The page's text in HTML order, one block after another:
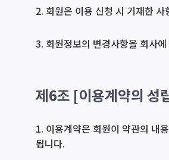
2. 회원은 이용 신청 시 기재한
3. 회원정보의 변경사항을 회사
제6조 [이용계약의 성
1. 이용계약은 회원이 약관의 내
됩니다.